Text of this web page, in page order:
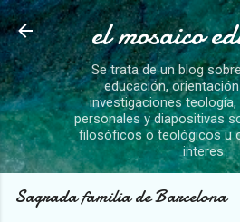
Ir al contenido
el mosaico
Se trata de un blog
educación,
investigaciones
personales y diapositivas
filosóficos o teológicos u
interes
Sagrada familia de Barcelona